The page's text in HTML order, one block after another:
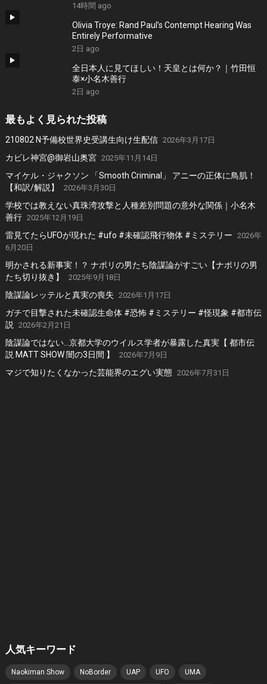
14時間 ago
Olivia Troye: Rand Paul’s Contempt Hearing Was
Entirely Performative
2日 ago
全日本人に見てほしい！天皇とは何か？｜竹田恒
泰×小名木善行
2日 ago
最もよく見られた投稿
210802 N予備校世界史受講生向け生配信 2026年3月17日
カビレ神宮@御岩山奥宮 2025年11月14日
マイケル・ジャクソン 「Smooth Criminal」 アニーの正体に鳥肌！
【和訳/解説】
2026年3月30日
学校では教えない真珠湾攻撃と人種差別問題の意外な関係｜小名木
善行 2025年12月19日
雷見てたらUFOが現れた #ufo #未確認飛行物体 #ミステリー 2026年
6月20日
明かされる新事実！？ ナポリの男たち陰謀論がすごい【ナポリの男
たち切り抜き】
2025年9月18日
陰謀論レッテルと真実の喪失 2026年1月17日
ガチで目撃された未確認生命体 #恐怖 #ミステリー #怪現象 #都市伝
説
2026年2月21日
陰謀論ではない…京都大学のウイルス学者が暴露した真実【 都市伝
説 MATT SHOW 闇の3日間 】
2026年7月9日
マジで知りたくなかった芸能界のエグい実態 2026年7月31日
人気キーワード
Naokiman Show NoBorder UAP UFO UMA